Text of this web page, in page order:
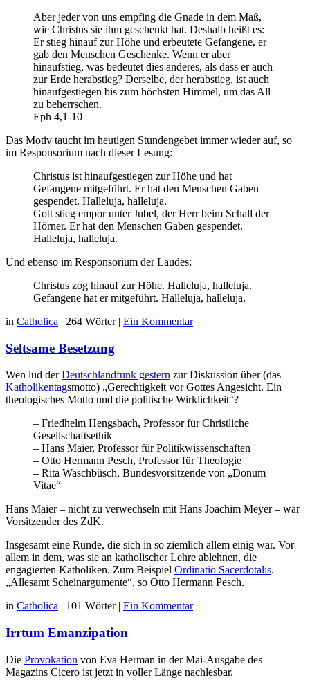
Aber jeder von uns empfing die Gnade in dem Maß,
wie Christus sie ihm geschenkt hat. Deshalb heißt es:
Er stieg hinauf zur Höhe und erbeutete Gefangene, er
gab den Menschen Geschenke. Wenn er aber
hinaufstieg, was bedeutet dies anderes, als dass er auch
zur Erde herabstieg? Derselbe, der herabstieg, ist auch
hinaufgestiegen bis zum höchsten Himmel, um das All
zu beherrschen.
Eph 4,1-10
Das Motiv taucht im heutigen Stundengebet immer wieder auf, so
im Responsorium nach dieser Lesung:
Christus ist hinaufgestiegen zur Höhe und hat
Gefangene mitgeführt. Er hat den Menschen Gaben
gespendet. Halleluja, halleluja.
Gott stieg empor unter Jubel, der Herr beim Schall der
Hörner. Er hat den Menschen Gaben gespendet.
Halleluja, halleluja.
Und ebenso im Responsorium der Laudes:
Christus zog hinauf zur Höhe. Halleluja, halleluja.
Gefangene hat er mitgeführt. Halleluja, halleluja.
in Catholica | 264 Wörter | Ein Kommentar
Seltsame Besetzung
Wen lud derDeutschlandfunk gestern zur Diskussion über (das
Katholikentagsmotto) „Gerechtigkeit vor Gottes Angesicht. Ein
theologisches Motto und die politische Wirklichkeit“?
– Friedhelm Hengsbach, Professor für Christliche
Gesellschaftsethik
– Hans Maier, Professor für Politikwissenschaften
– Otto Hermann Pesch, Professor für Theologie
– Rita Waschbüsch, Bundesvorsitzende von „Donum
Vitae“
Hans Maier – nicht zu verwechseln mit Hans Joachim Meyer – war
Vorsitzender des ZdK.
Insgesamt eine Runde, die sich in so ziemlich allem einig war. Vor
allem in dem, was sie an katholischer Lehre ablehnen, die
engagierten Katholiken. Zum Beispiel Ordinatio Sacerdotalis.
„Allesamt Scheinargumente“, so Otto Hermann Pesch.
in Catholica | 101 Wörter | Ein Kommentar
Irrtum Emanzipation
Die Provokation von Eva Herman in der Mai-Ausgabe des
Magazins Cicero ist jetzt in voller Länge nachlesbar.